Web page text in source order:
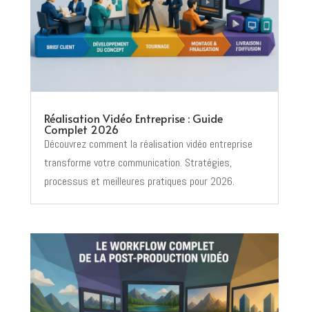
Réalisation Vidéo Entreprise : Guide
Complet 2026
Découvrez comment la réalisation vidéo entreprise
transforme votre communication. Stratégies,
processus et meilleures pratiques pour 2026.